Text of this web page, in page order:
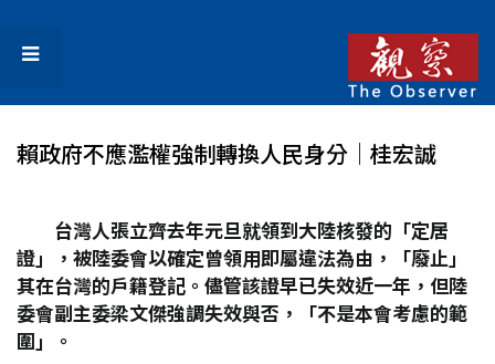
賴政府不應濫權強制轉換人民身分│桂宏誠
台灣人張立齊去年元旦就領到大陸核發的「定居
證」，被陸委會以確定曾領用即屬違法為由，「廢止」
其在台灣的戶籍登記。儘管該證早已失效近一年，但陸
委會副主委梁文傑強調失效與否，「不是本會考慮的範
圍」。